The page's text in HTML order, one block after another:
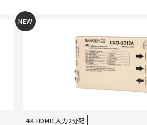
NEW
4K HDMI1入力2分配